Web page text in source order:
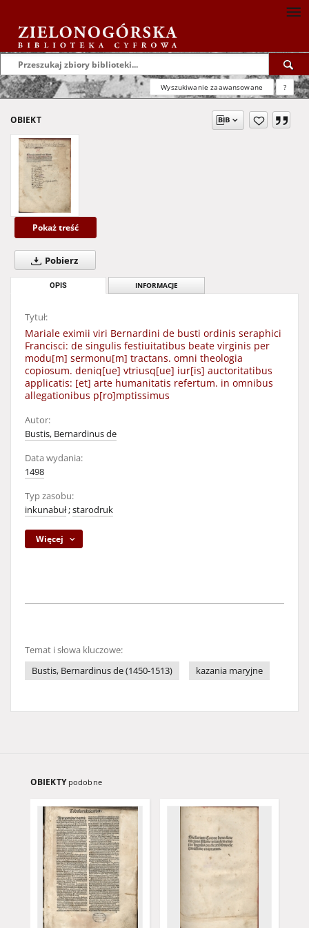
Wyszukiwanie zaawansowane ?
OBIEKT
Pokaż treść
Pobierz
OPIS INFORMACJE
Tytuł:
Mariale eximii viri Bernardini de busti ordinis seraphici
Francisci: de singulis festiuitatibus beate virginis per
modu[m] sermonu[m] tractans. omni theologia
copiosum. deniq[ue] vtriusq[ue] iur[is] auctoritatibus
applicatis: [et] arte humanitatis refertum. in omnibus
allegationibus p[ro]mptissimus
Autor:
Bustis, Bernardinus de
Data wydania:
1498
Typ zasobu:
inkunabuł;starodruk
Więcej
Temat i słowa kluczowe:
Bustis, Bernardinus de (1450-1513)
kazania maryjne
OBIEKTY podobne